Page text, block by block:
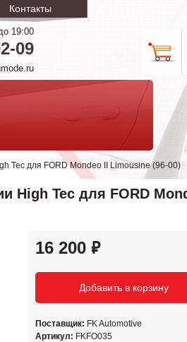
19:00
09
Контакты
Tec для FORD Mondeo II Limousine (96-00)
High Tec для FORD
16 200
Поставщик: FK Automotive
Артикул: FKFO035